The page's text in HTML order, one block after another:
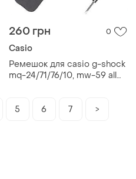
260 грн 0
Casio
Ремешок для casio g-shock
mq-24/71/76/10, mw-59 all
5 6 7 >